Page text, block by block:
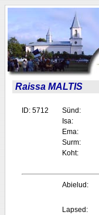
Raissa MALTIS
ID: 5712 Sünd:
Isa:
Ema:
Surm:
Koht:
Abielud:
Lapsed: